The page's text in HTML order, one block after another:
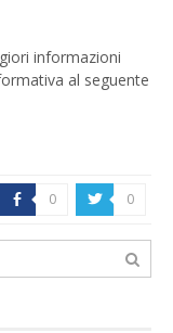
informazioni
al seguente
b 0 a 0